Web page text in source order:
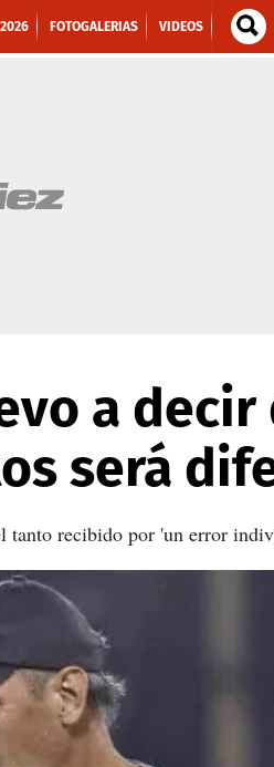
FOTOGALERIAS VIDEOS
a decir
será
tanto recibido por 'un error